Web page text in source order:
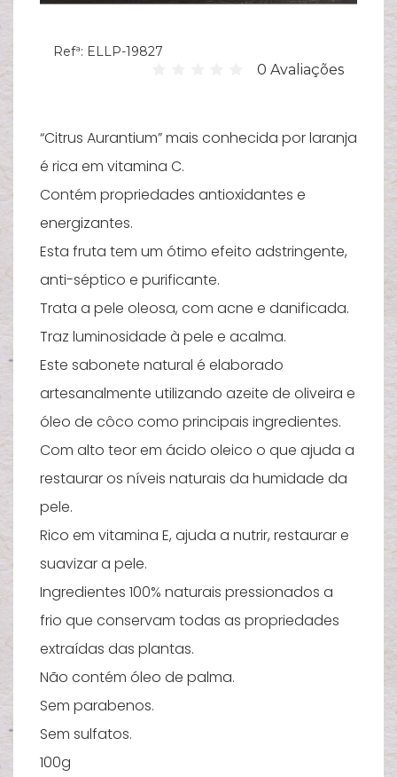
Refª: ELLP-19827
0 Avaliações
“Citrus Aurantium” mais conhecida por laranja
é rica em vitamina C.
Contém propriedades antioxidantes e
energizantes.
Esta fruta tem um ótimo efeito adstringente,
anti-séptico e purificante.
Trata a pele oleosa, com acne e danificada.
Traz luminosidade à pele e acalma.
Este sabonete natural é elaborado
artesanalmente utilizando azeite de oliveira e
óleo de côco como principais ingredientes.
Com alto teor em ácido oleico o que ajuda a
restaurar os níveis naturais da humidade da
pele.
Rico em vitamina E, ajuda a nutrir, restaurar e
suavizar a pele.
Ingredientes 100% naturais pressionados a
frio que conservam todas as propriedades
extraídas das plantas.
Não contém óleo de palma.
Sem parabenos.
Sem sulfatos.
100g